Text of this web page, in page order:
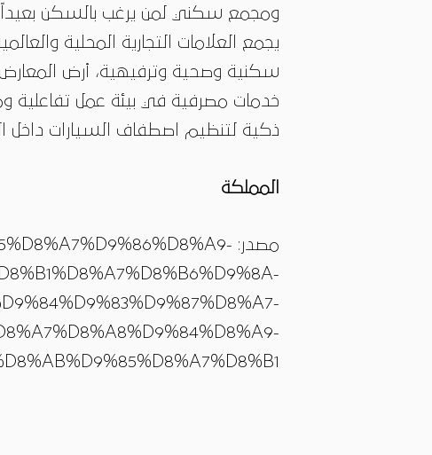
ومجمع سكني لمن يرغب بالسكن بعيداً
يجمع العلامات التجارية المحلية
سكنية وصحية وترفيهية، أرض
خدمات مصرفية في بيئة عمل تفاعلية
ذكية لتنظيم اصطفاف السيارات داخل
المملكة
مصدر: